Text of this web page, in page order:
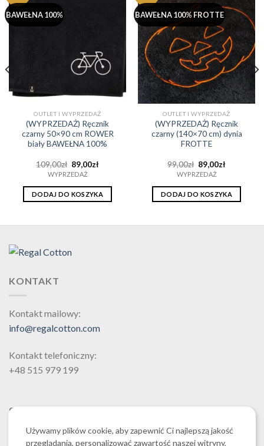
BAWEŁNA 100%
OUTLET I WYPRZEDAŻ
(WYPRZEDAŻ) Ręcznik
czarny 50×90 cm ROWER
biały BAWEŁNA 100%
109,00zł Pierwotna
cena
wynosiła:
109,00zł.
89,00złAktualna
89,00zł.
WYPRZEDAŻ
DODAJ DO KOSZYKA
BAWEŁNA 100% FROTTE
OUTLET I WYPRZEDAŻ
(WYPRZEDAŻ) Ręcznik
czarny (140×70 cm) dynia
FROTTE
99,00zł Pierwotna
cena
wynosiła:
99,00zł.
89,00złAktualna
89,00zł.
WYPRZEDAŻ
DODAJ DO KOSZYKA
KONTAKT
Kontakt mailowy:
info@regalcotton.com
Kontakt telefoniczny:
+48 515 979 199
SZUKAJ
Używamy plików cookie, aby zapewnić Ci najlepszą jakość
przeglądania, personalizować zawartość naszej witryny,